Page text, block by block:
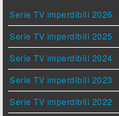
Serie TV imperdibili 2026
Serie TV imperdibili 2025
Serie TV imperdibili 2024
Serie TV imperdibili 2023
Serie TV imperdibili 2022